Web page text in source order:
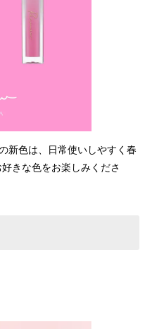
新色は、日常使いしやすく春
きな色をお楽しみくださ